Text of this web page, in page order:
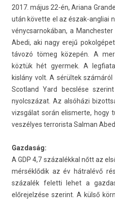
2017. május 22-én, Ariana
után követte el az észak-angliai
vényc­sarnokában, a
Abedi, aki nagy erejű
távozó tömeg közepén. A
köztük hét gyer­mek. A
kislány volt. A sérültek
Scot­land Yard becslése
nyolcszázat. Az alsóházi
vizsgálat során elis­merte, hogy
veszélyes ter­roris­ta Sal­man
Gaz­daság:
A GDP 4,7 százalékkal nőtt az
mérséklődik az év hátralévő
százalék felet­ti lehet a
előrejel­zése szerint. A külső